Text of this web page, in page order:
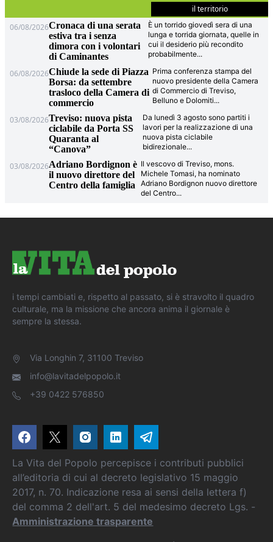
il territorio
06/08/2026Cronaca di una serata
estiva tra i senza
dimora con i volontari
di Caminantes
È un torrido giovedì sera di una
lunga e torrida giornata, quelle in
cui il desiderio più recondito
probabilmente...
06/08/2026Chiude la sede di Piazza
Borsa: da settembre
trasloco della Camera di
commercio
Prima conferenza stampa del
nuovo presidente della Camera
di Commercio di Treviso,
Belluno e Dolomiti...
03/08/2026Treviso: nuova pista
ciclabile da Porta SS
Quaranta al
“Canova”
Da lunedì 3 agosto sono partiti i
lavori per la realizzazione di una
nuova pista ciclabile
bidirezionale...
03/08/2026Adriano Bordignon è
il nuovo direttore del
Centro della famiglia
Il vescovo di Treviso, mons.
Michele Tomasi, ha nominato
Adriano Bordignon nuovo direttore
del Centro...
i tempi cambiati e, rispetto al passato, si è stravolto il quadro
culturale, ma la missione che ancora anima il giornale è
sempre la stessa.
Via Longhin 7, 31100 Treviso
info@lavitadelpopolo.it
+39 0422 576850
La Vita del Popolo percepisce i contributi pubblici
all’editoria di cui al decreto legislativo 15 maggio
2017, n. 70. Indicazione resa ai sensi della lettera f)
del comma 2 dell'art. 5 del medesimo decreto Lgs. -
Amministrazione trasparente